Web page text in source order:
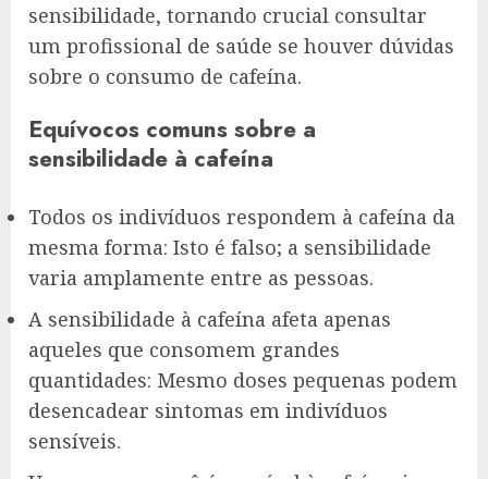
sensibilidade, tornando crucial consultar
um profissional de saúde se houver dúvidas
sobre o consumo de cafeína.
Equívocos comuns sobre a
sensibilidade à cafeína
Todos os indivíduos respondem à cafeína da
mesma forma: Isto é falso; a sensibilidade
varia amplamente entre as pessoas.
A sensibilidade à cafeína afeta apenas
aqueles que consomem grandes
quantidades: Mesmo doses pequenas podem
desencadear sintomas em indivíduos
sensíveis.